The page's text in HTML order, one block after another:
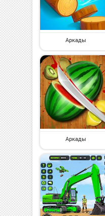
Аркады
Аркады